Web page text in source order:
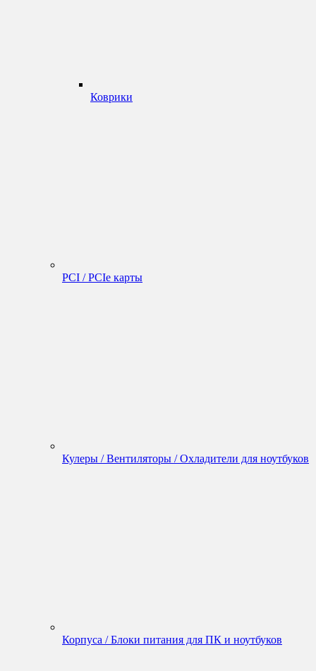
Коврики
PCI / PCIe карты
Кулеры / Вентиляторы / Охладители для ноутбуков
Корпуса / Блоки питания для ПК и ноутбуков